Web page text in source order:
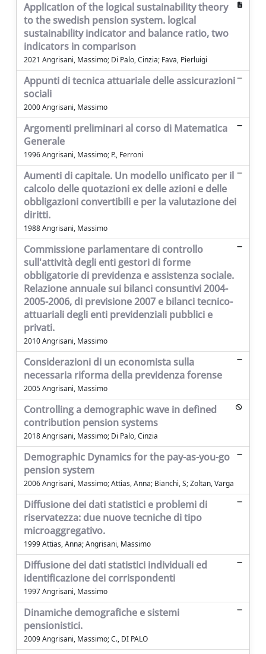
Application of the logical sustainability theory
to the swedish pension system. logical
sustainability indicator and balance ratio, two
indicators in comparison
2021 Angrisani, Massimo; Di Palo, Cinzia; Fava, Pierluigi
Appunti di tecnica attuariale delle assicurazioni
sociali
2000 Angrisani, Massimo
Argomenti preliminari al corso di Matematica
Generale
1996 Angrisani, Massimo; P., Ferroni
Aumenti di capitale. Un modello unificato per il
calcolo delle quotazioni ex delle azioni e delle
obbligazioni convertibili e per la valutazione dei
diritti.
1988 Angrisani, Massimo
Commissione parlamentare di controllo
sull'attività degli enti gestori di forme
obbligatorie di previdenza e assistenza sociale.
Relazione annuale sui bilanci consuntivi 2004-
2005-2006, di previsione 2007 e bilanci tecnico-
attuariali degli enti previdenziali pubblici e
privati.
2010 Angrisani, Massimo
Considerazioni di un economista sulla
necessaria riforma della previdenza forense
2005 Angrisani, Massimo
Controlling a demographic wave in defined
contribution pension systems
2018 Angrisani, Massimo; Di Palo, Cinzia
Demographic Dynamics for the pay-as-you-go
pension system
2006 Angrisani, Massimo; Attias, Anna; Bianchi, S; Zoltan, Varga
Diffusione dei dati statistici e problemi di
riservatezza: due nuove tecniche di tipo
microaggregativo.
1999 Attias, Anna; Angrisani, Massimo
Diffusione dei dati statistici individuali ed
identificazione dei corrispondenti
1997 Angrisani, Massimo
Dinamiche demografiche e sistemi
pensionistici.
2009 Angrisani, Massimo; C., DI PALO